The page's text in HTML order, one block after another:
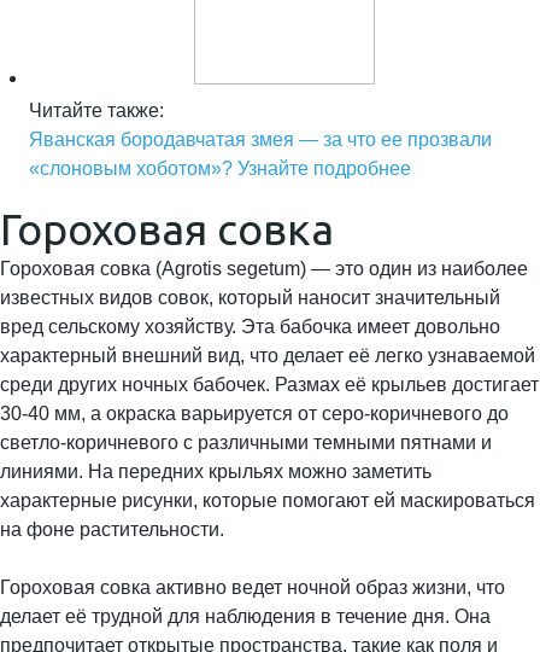
Читайте также:
Яванская бородавчатая змея — за что ее прозвали
«слоновым хоботом»? Узнайте подробнее
Гороховая совка
Гороховая совка (Agrotis segetum) — это один из наиболее
известных видов совок, который наносит значительный
вред сельскому хозяйству. Эта бабочка имеет довольно
характерный внешний вид, что делает её легко узнаваемой
среди других ночных бабочек. Размах её крыльев достигает
30-40 мм, а окраска варьируется от серо-коричневого до
светло-коричневого с различными темными пятнами и
линиями. На передних крыльях можно заметить
характерные рисунки, которые помогают ей маскироваться
на фоне растительности.
Гороховая совка активно ведет ночной образ жизни, что
делает её трудной для наблюдения в течение дня. Она
предпочитает открытые пространства, такие как поля и